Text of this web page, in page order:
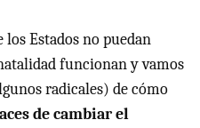
Estados no puedan
funcionan y vamos
radicales) de cómo
de cambiar el